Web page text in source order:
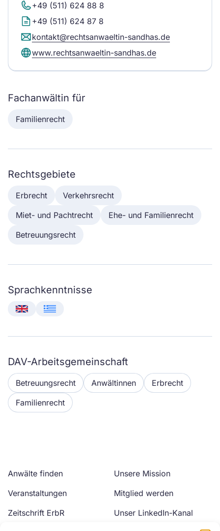
+49 (511) 624 88 8
+49 (511) 624 87 8
kontakt@rechtsanwaeltin-sandhas.de
www.rechtsanwaeltin-sandhas.de
Fachanwältin für
Familienrecht
Rechtsgebiete
Erbrecht
Verkehrsrecht
Miet- und Pachtrecht
Ehe- und Familienrecht
Betreuungsrecht
Sprachkenntnisse
English Ελληνικά
DAV-Arbeitsgemeinschaft
Betreuungsrecht Anwältinnen
Erbrecht
Familienrecht
Anwälte finden
Veranstaltungen
Zeitschrift ErbR
Unsere Mission
Mitglied werden
Unser LinkedIn-Kanal